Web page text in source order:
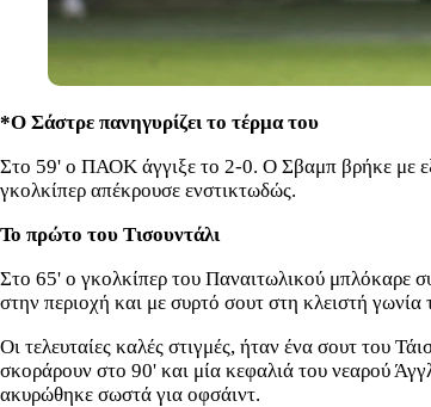
*Ο Σάστρε πανηγυρίζει το τέρμα του
Στο 59' ο ΠΑΟΚ άγγιξε το 2-0. Ο Σβαμπ βρήκε με
γκολκίπερ απέκρουσε ενστικτωδώς.
Το πρώτο του Τισουντάλι
Στο 65' ο γκολκίπερ του Παναιτωλικού μπλόκαρε
στην περιοχή και με συρτό σουτ στη κλειστή
Οι τελευταίες καλές στιγμές, ήταν ένα σουτ του
σκοράρουν στο 90' και μία κεφαλιά του νεαρού
ακυρώθηκε σωστά για οφσάιντ.